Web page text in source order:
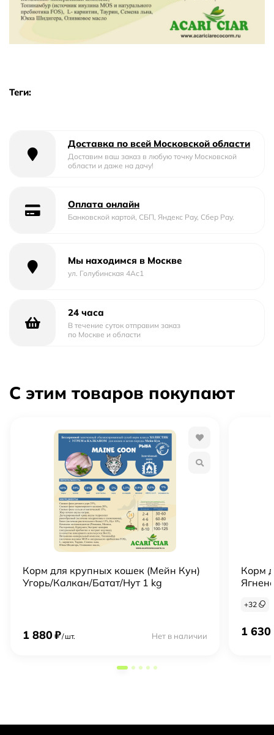
Теги:
Доставка по всей Московской области
Доставим ваш заказ в любую точку Московской
области и даже на дачу!
Оплата онлайн
Банковской картой, СБП, Яндекс Pay, Сбер Pay.
Мы находимся в Москве
ул. Голубинская 4Ас1
24 часа
В течение суток отправим заказ
по Москве и области
С этим товаров покупают
Корм для крупных кошек (Мейн Кун)
Угорь/Калкан/Батат/Нут 1 kg
1 880₽/шт. Нет в наличии
Корм
+32
1 630